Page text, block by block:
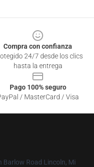
Compra con confianza
24/7 desde los clics
hasta la entrega
Pago 100% seguro
/ MasterCard / Visa
Barlow Road Lincoln, Mi